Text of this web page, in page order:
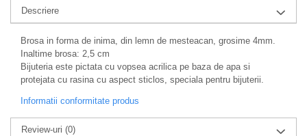
Descriere
Brosa in forma de inima, din lemn de mesteacan, grosime 4mm.
Inaltime brosa: 2,5 cm
Bijuteria este pictata cu vopsea acrilica pe baza de apa si
protejata cu rasina cu aspect sticlos, speciala pentru bijuterii.
Informatii conformitate produs
Review-uri (0)